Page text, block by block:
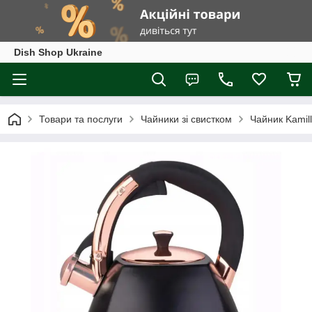
Dish Shop Ukraine
Товари та послуги Чайники зі свистком Чайник